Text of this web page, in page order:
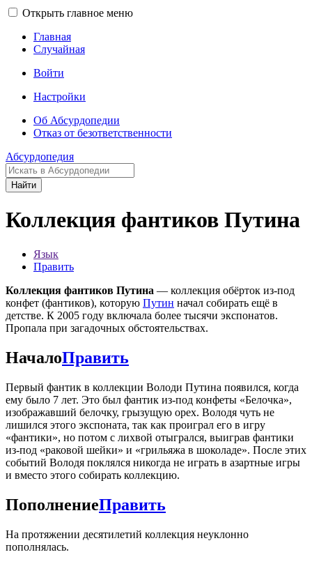
Открыть главное меню
Главная
Случайная
Войти
Настройки
Об Абсурдопедии
Отказ от безответственности
Абсурдопедия
Найти
Коллекция фантиков Путина
Язык
Править
Коллекция фантиков Путина — коллекция обёрток из-под
конфет (фантиков), которую Путин начал собирать ещё в
детстве. К 2005 году включала более тысячи экспонатов.
Пропала при загадочных обстоятельствах.
НачалоПравить
Первый фантик в коллекции Володи Путина появился, когда
ему было 7 лет. Это был фантик из-под конфеты «Белочка»,
изображавший белочку, грызущую орех. Володя чуть не
лишился этого экспоната, так как проиграл его в игру
«фантики», но потом с лихвой отыгрался, выиграв фантики
из-под «раковой шейки» и «грильяжа в шоколаде». После этих
событий Володя поклялся никогда не играть в азартные игры
и вместо этого собирать коллекцию.
ПополнениеПравить
На протяжении десятилетий коллекция неуклонно
пополнялась.